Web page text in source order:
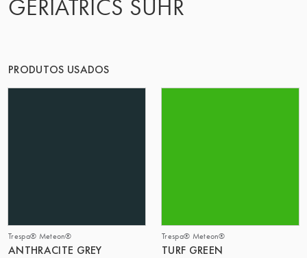
GERIATRICS SUHR
PRODUTOS USADOS
Trespa® Meteon®
ANTHRACITE GREY
Trespa® Meteon®
TURF GREEN